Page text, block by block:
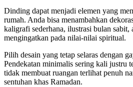
Dinding dapat menjadi elemen yang
rumah. Anda bisa menambahkan
kaligrafi sederhana, ilustrasi bulan
mengingatkan pada nilai-nilai spiritual.
Pilih desain yang tetap selaras dengan
Pendekatan minimalis sering kali justru
tidak membuat ruangan terlihat penuh
sentuhan khas Ramadan.